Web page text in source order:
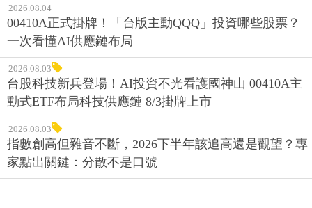
2026.08.04
00410A正式掛牌！「台版主動QQQ」投資哪些股票？
一次看懂AI供應鏈布局
2026.08.03
台股科技新兵登場！AI投資不光看護國神山 00410A主
動式ETF布局科技供應鏈 8/3掛牌上市
2026.08.03
指數創高但雜音不斷，2026下半年該追高還是觀望？專
家點出關鍵：分散不是口號